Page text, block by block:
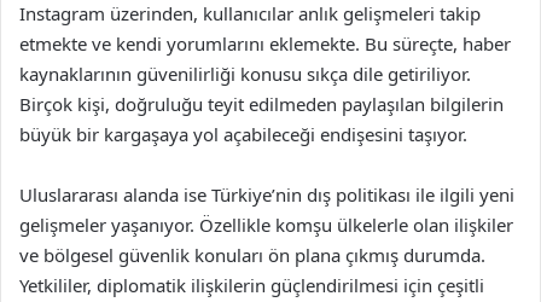
Instagram üzerinden, kullanıcılar anlık gelişmeleri takip
etmekte ve kendi yorumlarını eklemekte. Bu süreçte, haber
kaynaklarının güvenilirliği konusu sıkça dile getiriliyor.
Birçok kişi, doğruluğu teyit edilmeden paylaşılan bilgilerin
büyük bir kargaşaya yol açabileceği endişesini taşıyor.
Uluslararası alanda ise Türkiye’nin dış politikası ile ilgili yeni
gelişmeler yaşanıyor. Özellikle komşu ülkelerle olan ilişkiler
ve bölgesel güvenlik konuları ön plana çıkmış durumda.
Yetkililer, diplomatik ilişkilerin güçlendirilmesi için çeşitli